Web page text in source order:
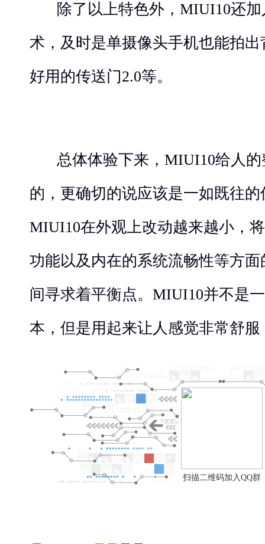
除了以上特色外，MIUI10还
术，及时是单摄像头手机也能拍
好用的传送门2.0等。
总体体验下来，MIUI10给人
的，更确切的说应该是一如既往
MIUI10在外观上改动越来越小，
功能以及内在的系统流畅性等方
间寻求着平衡点。MIUI10并不是
本，但是用起来让人感觉非常舒
扫描二维码加入QQ群